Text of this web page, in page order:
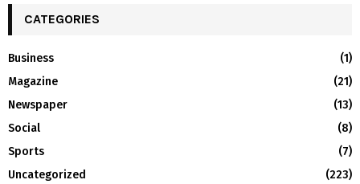
h
o
r
:
R
CATEGORIES
Business
(1)
Magazine
(21)
Newspaper
(13)
Social
(8)
Sports
(7)
Uncategorized
(223)